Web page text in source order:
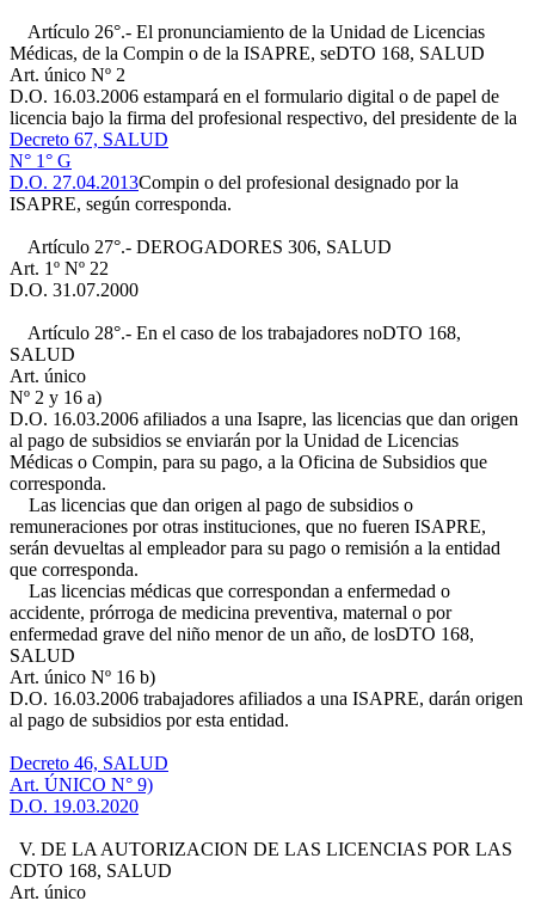
Artículo 26°.- El pronunciamiento de la Unidad de Licencias
Médicas, de la Compin o de la ISAPRE, seDTO 168, SALUD
Art. único Nº 2
D.O. 16.03.2006 estampará en el formulario digital o de papel de
licencia bajo la firma del profesional respectivo, del presidente de la
Decreto 67, SALUD
N° 1° G
D.O. 27.04.2013Compin o del profesional designado por la
ISAPRE, según corresponda.
Artículo 27°.- DEROGADORES 306, SALUD
Art. 1º Nº 22
D.O. 31.07.2000
Artículo 28°.- En el caso de los trabajadores noDTO 168,
SALUD
Art. único
Nº 2 y 16 a)
D.O. 16.03.2006 afiliados a una Isapre, las licencias que dan origen
al pago de subsidios se enviarán por la Unidad de Licencias
Médicas o Compin, para su pago, a la Oficina de Subsidios que
corresponda.
Las licencias que dan origen al pago de subsidios o
remuneraciones por otras instituciones, que no fueren ISAPRE,
serán devueltas al empleador para su pago o remisión a la entidad
que corresponda.
Las licencias médicas que correspondan a enfermedad o
accidente, prórroga de medicina preventiva, maternal o por
enfermedad grave del niño menor de un año, de losDTO 168,
SALUD
Art. único Nº 16 b)
D.O. 16.03.2006 trabajadores afiliados a una ISAPRE, darán origen
al pago de subsidios por esta entidad.
Decreto 46, SALUD
Art. ÚNICO N° 9)
D.O. 19.03.2020
V. DE LA AUTORIZACION DE LAS LICENCIAS POR LAS
CDTO 168, SALUD
Art. único